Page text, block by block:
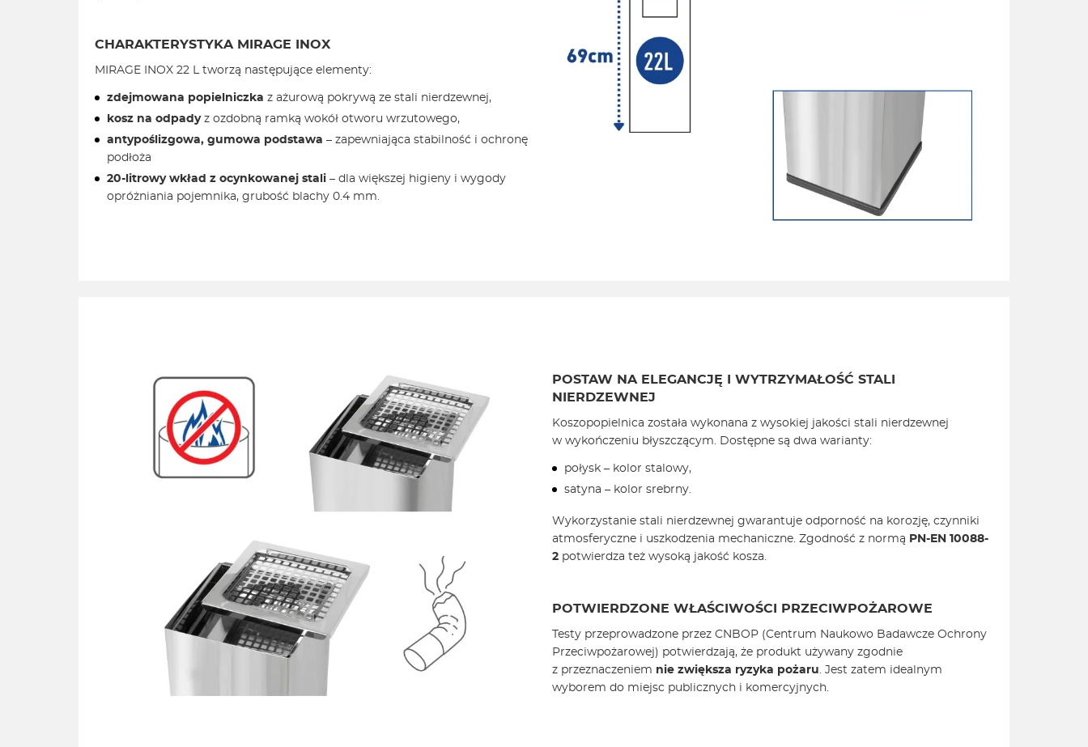
CHARAKTERYSTYKA MIRAGE INOX
MIRAGE INOX 22 L tworzą następujące elementy:
zdejmowana popielniczka z ażurową pokrywą ze stali nierdzewnej,
kosz na odpady z ozdobną ramką wokół otworu wrzutowego,
antypoślizgowa, gumowa podstawa – zapewniająca stabilność i ochronę
podłoża
20-litrowy wkład z ocynkowanej stali – dla większej higieny i wygody
opróżniania pojemnika, grubość blachy 0.4 mm.
POSTAW NA ELEGANCJĘ I WYTRZYMAŁOŚĆ STALI
NIERDZEWNEJ
Koszopopielnica została wykonana z wysokiej jakości stali nierdzewnej
w wykończeniu błyszczącym. Dostępne są dwa warianty:
połysk – kolor stalowy,
satyna – kolor srebrny.
Wykorzystanie stali nierdzewnej gwarantuje odporność na korozję, czynniki
atmosferyczne i uszkodzenia mechaniczne. Zgodność z normą PN-EN 10088-
2 potwierdza też wysoką jakość kosza.
POTWIERDZONE WŁAŚCIWOŚCI PRZECIWPOŻAROWE
Testy przeprowadzone przez CNBOP (Centrum Naukowo Badawcze Ochrony
Przeciwpożarowej) potwierdzają, że produkt używany zgodnie
z przeznaczeniem nie zwiększa ryzyka pożaru. Jest zatem idealnym
wyborem do miejsc publicznych i komercyjnych.